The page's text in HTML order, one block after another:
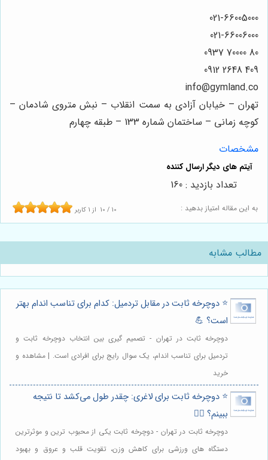
021-66005000
021-66006000
80 70000 0937
409 2648 0912
info@gymland.co
تهران – خیابان آزادی به سمت انقلاب – نبش متروی شادمان –
کوچه زمانی – ساختمان شماره 133 – طبقه چهارم
مشخصات
به این مقاله امتیاز بدهید : 10 / 10 از1 کاربر
تعداد بازدید : 160
مطالب مشابه
⭐️ دوچرخه ثابت در مقابل تردمیل: کدام برای تناسب اندام بهتر
است؟ 💪
دوچرخه ثابت در تهران - تصمیم گیری بین انتخاب دوچرخه ثابت و
تردمیل برای تناسب اندام، یک سوال رایج برای افرادی است. | مشاهده و
خرید
⭐️ دوچرخه ثابت برای لاغری: چقدر طول می‌کشد تا نتیجه
ببینم؟ 🚴‍♀️
دوچرخه ثابت در تهران - دوچرخه ثابت یکی از محبوب ترین و موثرترین
دستگاه های ورزشی برای کاهش وزن، تقویت قلب و عروق و بهبود